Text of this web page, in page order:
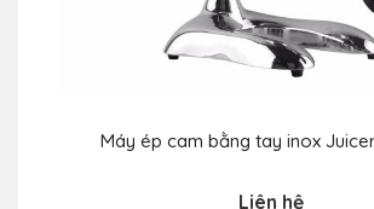
Máy ép cam bằng tay inox
Liên hệ